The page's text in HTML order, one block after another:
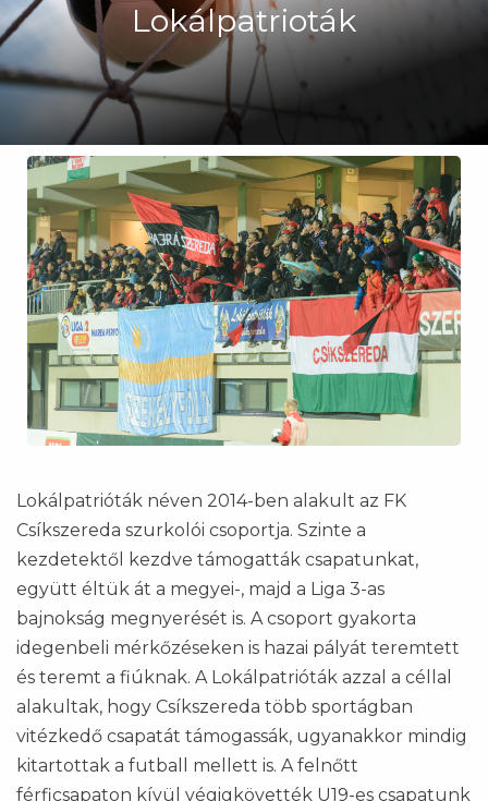
Lokálpatrioták
Lokálpatrióták néven 2014-ben alakult az FK
Csíkszereda szurkolói csoportja. Szinte a
kezdetektől kezdve támogatták csapatunkat,
együtt éltük át a megyei-, majd a Liga 3-as
bajnokság megnyerését is. A csoport gyakorta
idegenbeli mérkőzéseken is hazai pályát teremtett
és teremt a fiúknak. A Lokálpatrióták azzal a céllal
alakultak, hogy Csíkszereda több sportágban
vitézkedő csapatát támogassák, ugyanakkor mindig
kitartottak a futball mellett is. A felnőtt
férficsapaton kívül végigkövették U19-es csapatunk